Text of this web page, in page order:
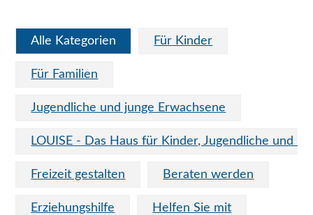
Alle Kategorien Für Kinder
Für Familien
Jugendliche und junge Erwachsene
LOUISE - Das Haus für Kinder, Jugendliche und
Freizeit gestalten Beraten werden
Erziehungshilfe Helfen Sie mit